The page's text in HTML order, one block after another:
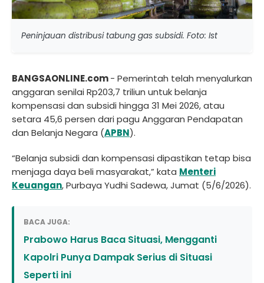
Peninjauan distribusi tabung gas subsidi. Foto: Ist
BANGSAONLINE.com- Pemerintah telah menyalurkan
anggaran senilai Rp203,7 triliun untuk belanja
kompensasi dan subsidi hingga 31 Mei 2026, atau
setara 45,6 persen dari pagu Anggaran Pendapatan
dan Belanja Negara (APBN).
“Belanja subsidi dan kompensasi dipastikan tetap bisa
menjaga daya beli masyarakat,” kata Menteri
Keuangan, Purbaya Yudhi Sadewa, Jumat (5/6/2026).
BACA JUGA:
Prabowo Harus Baca Situasi, Mengganti
Kapolri Punya Dampak Serius di Situasi
Seperti ini